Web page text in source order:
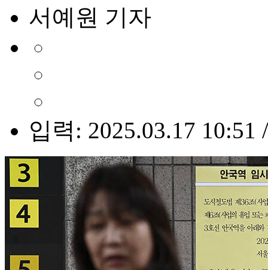
서예원 기자
입력: 2025.03.17 10:51